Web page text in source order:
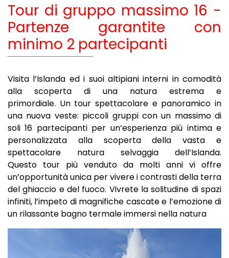
Tour di gruppo massimo 16 -
Partenze garantite con
minimo 2 partecipanti
Visita l’Islanda ed i suoi altipiani interni in comodità
alla scoperta di una natura estrema e
primordiale. Un tour spettacolare e panoramico in
una nuova veste: piccoli gruppi con un massimo di
soli 16 partecipanti per un’esperienza più intima e
personalizzata alla scoperta della vasta e
spettacolare natura selvaggia dell’Islanda.
Questo tour più venduto da molti anni vi offre
un’opportunità unica per vivere i contrasti della terra
del ghiaccio e del fuoco. Vivrete la solitudine di spazi
infiniti, l’impeto di magnifiche cascate e l’emozione di
un rilassante bagno termale immersi nella natura